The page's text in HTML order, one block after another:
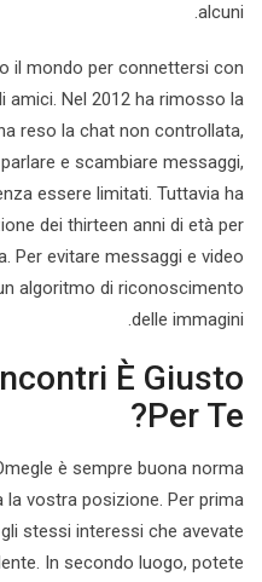
alcuni.
il mondo per connettersi con
amici. Nel 2012 ha rimosso la
reso la chat non controllata,
e scambiare messaggi,
essere limitati. Tuttavia ha
dei thirteen anni di età per
Per evitare messaggi e video
algoritmo di riconoscimento
delle immagini.
È Giusto
Per Te?
è sempre buona norma
la vostra posizione. Per prima
stessi interessi che avevate
In secondo luogo, potete